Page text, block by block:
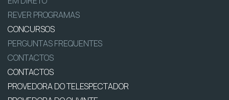
REVER PROGRAMAS
CONCURSOS
PERGUNTAS FREQUENTES
CONTACTOS
CONTACTOS
PROVEDORA DO TELESPECTADOR